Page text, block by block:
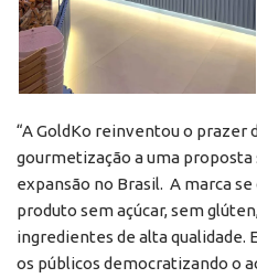
“A GoldKo reinventou o prazer
gourmetização a uma
expansão no Brasil. A marca
produto sem açúcar, sem
ingredientes de alta qualidade.
os públicos democratizando o